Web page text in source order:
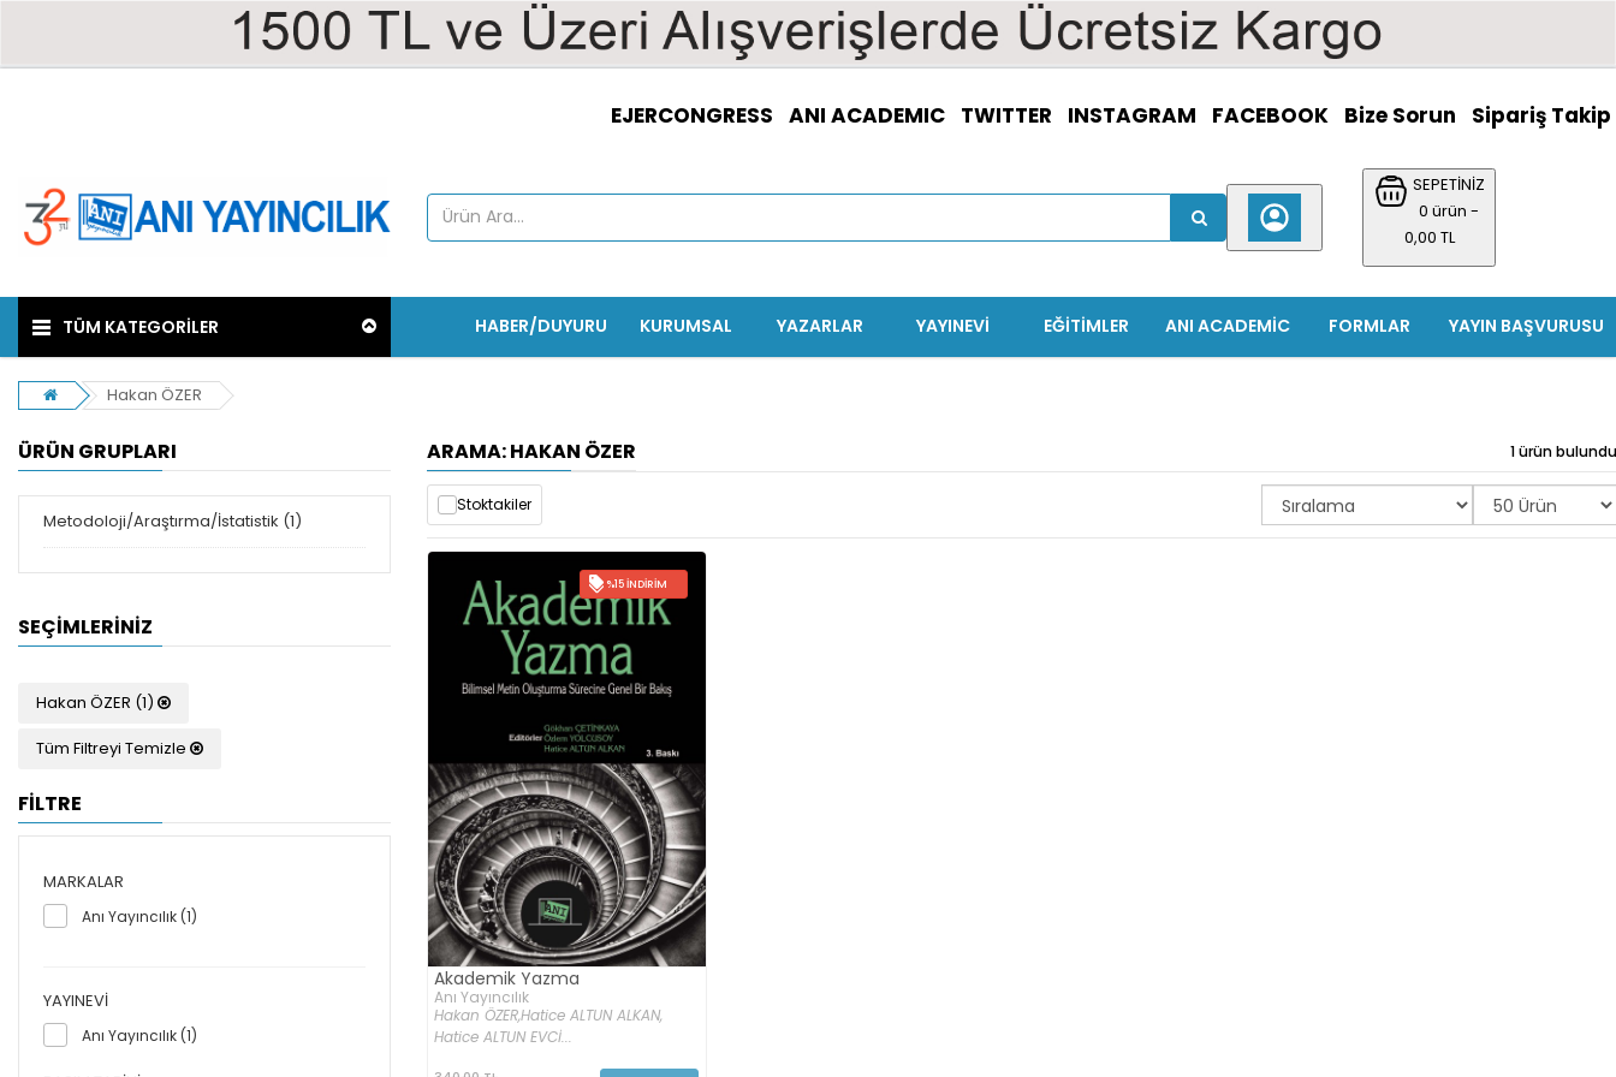
EJERCONGRESS ANI ACADEMIC TWITTER INSTAGRAM FACEBOOK Bize Sorun Sipariş Takip
SEPETİNİZ
0 ürün -
0,00 TL
TÜM KATEGORİLER YAYIN BAŞVURUSU
FORMLAR
ANI ACADEMIC
EĞITIMLER
YAYINEVİ
YAZARLAR
KURUMSAL
HABER/DUYURU
Hakan ÖZER
ÜRÜN GRUPLARI
Metodoloji/Araştırma/İstatistik (1)
SEÇIMLERINIZ
Hakan ÖZER (1)
Tüm Filtreyi Temizle
FİLTRE
MARKALAR
Anı Yayıncılık (1)
YAYINEVI
Anı Yayıncılık (1)
ARAMA: HAKAN ÖZER 1 ürün bulundu
Stoktakiler
%15 İNDIRIM
Akademik Yazma
Anı Yayıncılık
Hakan ÖZER,Hatice ALTUN ALKAN,
Hatice ALTUN EVCİ...